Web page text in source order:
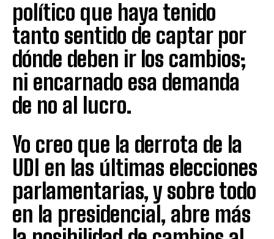
político que haya tenido
tanto sentido de captar por
dónde deben ir los cambios;
ni encarnado esa demanda
de no al lucro.
Yo creo que la derrota de la
UDI en las últimas elecciones
parlamentarias, y sobre todo
en la presidencial, abre más